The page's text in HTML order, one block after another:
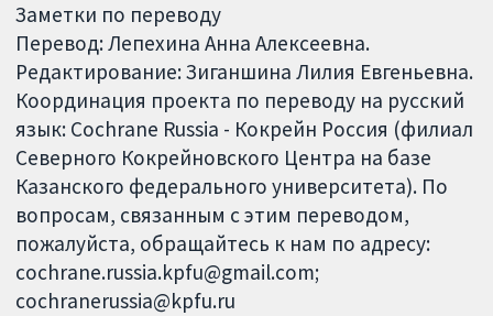
Заметки по переводу
Перевод: Лепехина Анна Алексеевна.
Редактирование: Зиганшина Лилия Евгеньевна.
Координация проекта по переводу на русский
язык: Cochrane Russia - Кокрейн Россия (филиал
Северного Кокрейновского Центра на базе
Казанского федерального университета). По
вопросам, связанным с этим переводом,
пожалуйста, обращайтесь к нам по адресу:
cochrane.russia.kpfu@gmail.com;
cochranerussia@kpfu.ru